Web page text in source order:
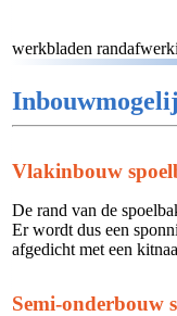
werkbladen
Vlakinbouw
De rand van de
Er wordt dus een
afgedicht met een
Semi-onderbouw